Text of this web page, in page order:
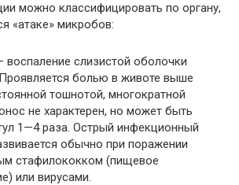
можно классифицировать по органу,
«атаке» микробов:
воспаление слизистой оболочки
болью в животе выше
тошнотой, многократной
не характерен, но может быть
1—4 раза. Острый инфекционный
обычно при поражении
стафилококком (пищевое
или вирусами.